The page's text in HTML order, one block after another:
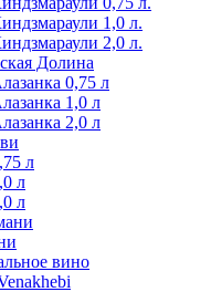
1,0 л.
2,0 л.
Долина
0,75 л
1,0 л
2,0 л
л
л
л
вино